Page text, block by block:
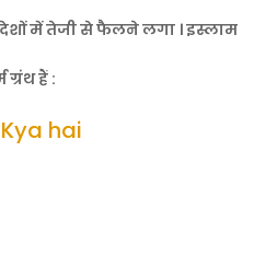
में तेजी से फैलने लगा । इस्लाम
ग्रंथ हैं :